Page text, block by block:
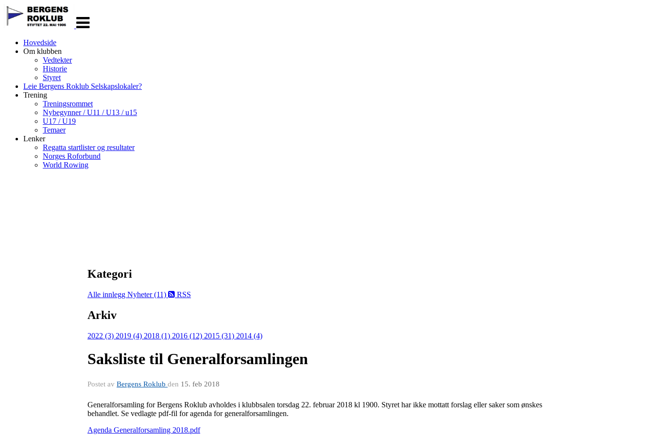
navigasjon
Hovedside
Om klubben
Vedtekter
Historie
Styret
Leie Bergens Roklub Selskapslokaler?
Trening
Treningsrommet
Nybegynner / U11 / U13 / u15
U17 / U19
Temaer
Lenker
Regatta startlister og resultater
Norges Roforbund
World Rowing
Kategori
Alle innlegg Nyheter (11) RSS
Arkiv
2022 (3) 2019 (4) 2018 (1) 2016 (12) 2015 (31) 2014 (4)
Saksliste til Generalforsamlingen
Postet av Bergens Roklub den 15. feb 2018
Generalforsamling for Bergens Roklub avholdes i klubbsalen torsdag 22. februar 2018 kl 1900. Styret har ikke mottatt forslag eller saker som ønskes
behandlet. Se vedlagte pdf-fil for agenda for generalforsamlingen.
Agenda Generalforsamling 2018.pdf